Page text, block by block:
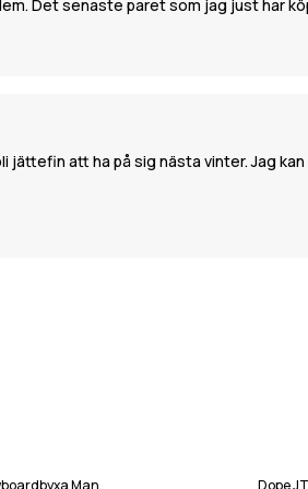
Det senaste paret som jag just har
att ha på sig nästa vinter. Jag
Man Dope